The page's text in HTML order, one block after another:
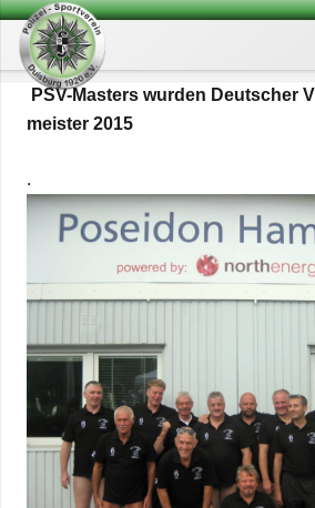
PSV-Mas­ters wur­den Deut­scher
meis­ter 2015
.